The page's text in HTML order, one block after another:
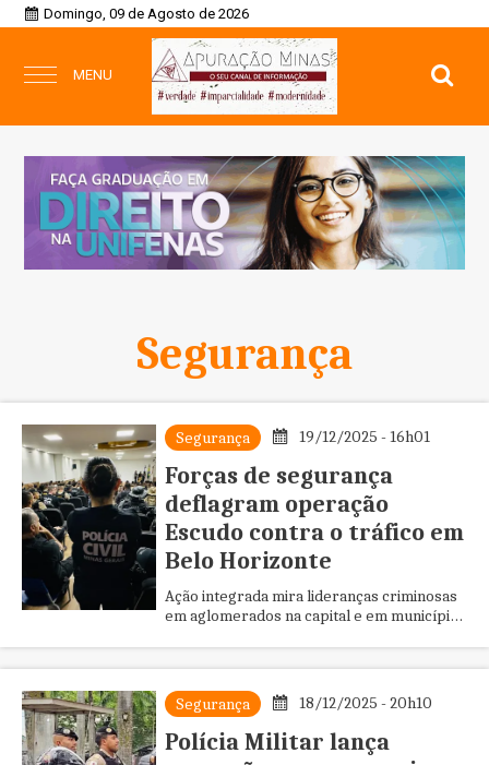
Domingo, 09 de Agosto de 2026
MENU
Segurança
Segurança 19/12/2025 - 16h01
Forças de segurança
deflagram operação
Escudo contra o tráfico em
Belo Horizonte
Ação integrada mira lideranças criminosas
em aglomerados na capital e em municípios
Segurança 18/12/2025 - 20h10
Polícia Militar lança